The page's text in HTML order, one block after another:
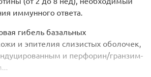
иммунного ответа.
гибель базальных
и эпителия слизистых оболочек,
и перфорин/гранзим-